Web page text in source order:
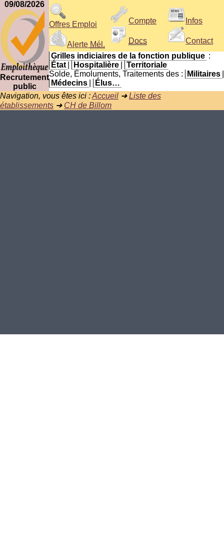
09/08/2026
Recrutement
public
Offres Emploi
Alerte Mél.
Compte
Docs
Infos
Contact
Grilles indiciaires de la fonction publique :
État
Hospitalière
Territoriale
Solde, Émoluments, Traitements des :
Militaires
Médecins
Élus…
Navigation, vous êtes ici :Accueil ➜Liste des
établissements ➜ CH de Billom